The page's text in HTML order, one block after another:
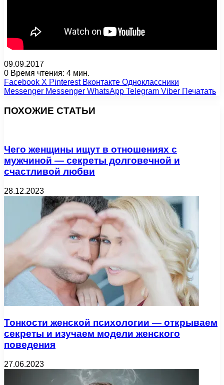
09.09.2017
0 Время чтения: 4 мин.
Facebook X Pinterest Вконтакте Одноклассники
Messenger Messenger WhatsApp Telegram Viber Печатать
ПОХОЖИЕ СТАТЬИ
Чего женщины ищут в отношениях с
мужчиной — секреты долговечной и
счастливой любви
28.12.2023
Тонкости женской психологии — открываем
секреты и изучаем модели женского
поведения
27.06.2023